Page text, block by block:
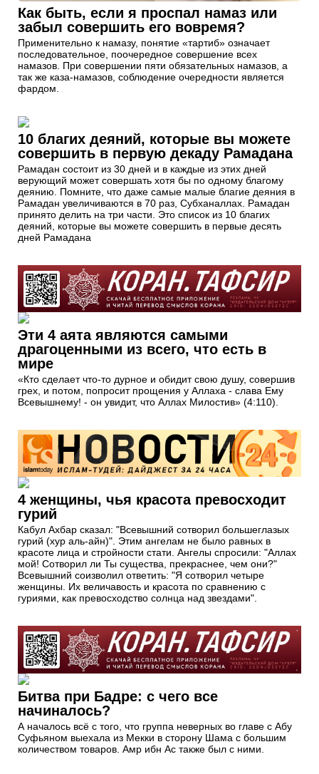
Как быть, если я проспал намаз или
забыл совершить его вовремя?
Применительно к намазу, понятие «тартиб» означает
последовательное, поочередное совершение всех
намазов. При совершении пяти обязательных намазов, а
так же каза-намазов, соблюдение очередности является
фардом.
10 благих деяний, которые вы можете
совершить в первую декаду Рамадана
Рамадан состоит из 30 дней и в каждые из этих дней
верующий может совершать хотя бы по одному благому
деянию. Помните, что даже самые малые благие деяния в
Рамадан увеличиваются в 70 раз, Субханаллах. Рамадан
принято делить на три части. Это список из 10 благих
деяний, которые вы можете совершить в первые десять
дней Рамадана
Эти 4 аята являются самыми
драгоценными из всего, что есть в
мире
«Кто сделает что-то дурное и обидит свою душу, совершив
грех, и потом, попросит прощения у Аллаха - слава Ему
Всевышнему! - он увидит, что Аллах Милостив» (4:110).
4 женщины, чья красота превосходит
гурий
Кабул Ахбар сказал: "Всевышний сотворил большеглазых
гурий (хур аль-айн)". Этим ангелам не было равных в
красоте лица и стройности стати. Ангелы спросили: "Аллах
мой! Сотворил ли Ты существа, прекраснее, чем они?"
Всевышний соизволил ответить: "Я сотворил четыре
женщины. Их величавость и красота по сравнению с
гуриями, как превосходство солнца над звездами".
Битва при Бадре: с чего все
начиналось?
А началось всё с того, что группа неверных во главе с Абу
Суфьяном выехала из Мекки в сторону Шама с большим
количеством товаров. Амр ибн Ас также был с ними.